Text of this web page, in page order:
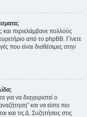
περιελάμβανε πολλούς
από το phpBB. Γίνετε
που είναι διαθέσιμες στην
να διαχειριστεί ο
και να είστε πιο
και τις Δ. Συζητήσεις στις